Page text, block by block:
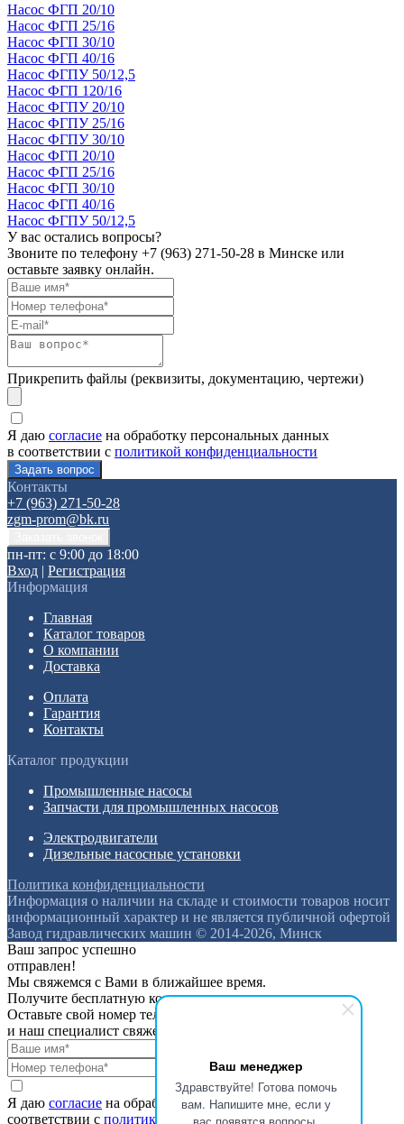
Ваш менеджер
Здравствуйте! Готова помочь
вам. Напишите мне, если у
Насос ФГП 20/10
Насос ФГП 25/16
Насос ФГП 30/10
Насос ФГП 40/16
Насос ФГПУ 50/12,5
Насос ФГП 120/16
Насос ФГПУ 20/10
Насос ФГПУ 25/16
Насос ФГПУ 30/10
Насос ФГП 20/10
Насос ФГП 25/16
Насос ФГП 30/10
Насос ФГП 40/16
Насос ФГПУ 50/12,5
У вас остались вопросы?
Звоните по телефону +7 (963) 271-50-28 в Минске или
оставьте заявку онлайн.
Прикрепить файлы (реквизиты, документацию, чертежи)
Я даю согласие на обработку персональных данных
в соответствии с политикой конфиденциальности
Контакты
+7 (963) 271-50-28
zgm-prom@bk.ru
пн-пт: с 9:00 до 18:00
Вход | Регистрация
Информация
Главная
Каталог товаров
О компании
Доставка
Оплата
Гарантия
Контакты
Каталог продукции
Промышленные насосы
Запчасти для промышленных насосов
Электродвигатели
Дизельные насосные установки
Политика конфиденциальности
Информация о наличии на складе и стоимости товаров носит
информационный характер и не является публичной офертой
Завод гидравлических машин © 2014-2026, Минск
Ваш запрос успешно
отправлен!
Мы свяжемся с Вами в ближайшее время.
Получите бесплатную консультацию
Оставьте свой номер телефона
и наш специалист свяжется с вами
Я даю согласие на обработку персональных данных в
соответствии с политикой конфиденциальности